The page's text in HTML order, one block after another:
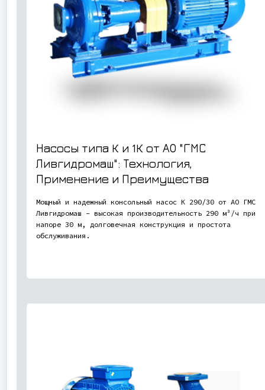
Насосы типа К и 1К от АО "ГМС
Ливгидромаш": Технология,
Применение и Преимущества
Мощный и надежный консольный насос К 290/30 от АО ГМС
Ливгидромаш - высокая производительность 290 м³/ч при
напоре 30 м, долговечная конструкция и простота
обслуживания.